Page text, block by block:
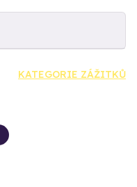
KATEGORIE ZÁŽITKŮ